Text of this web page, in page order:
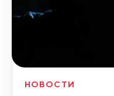
НОВОСТИ